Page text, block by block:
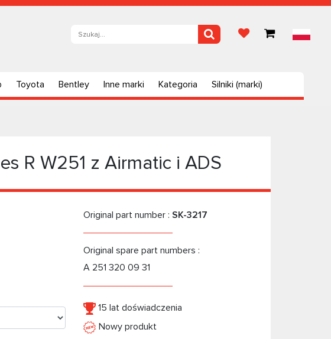
Toyota Bentley Inne marki Kategoria Silniki (marki)
R W251 z Airmatic i ADS
Original part number : SK-3217
Original spare part numbers :
A 251 320 09 31
15 lat doświadczenia
Nowy produkt